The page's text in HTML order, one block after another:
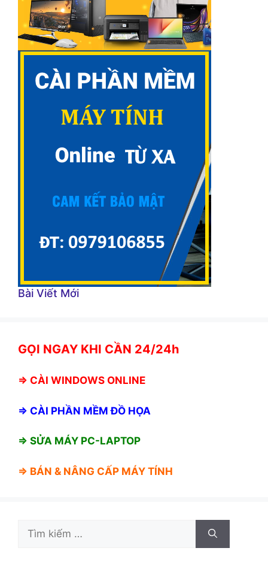
Bài Viết Mới
GỌI NGAY KHI CẦN 24/24h
⇒ CÀI WINDOWS ONLINE
⇒ CÀI PHẦN MỀM ĐỒ HỌA
⇒ SỬA MÁY PC-LAPTOP
⇒ BÁN & NÂNG CẤP MÁY TÍNH
Tìm
kiếm